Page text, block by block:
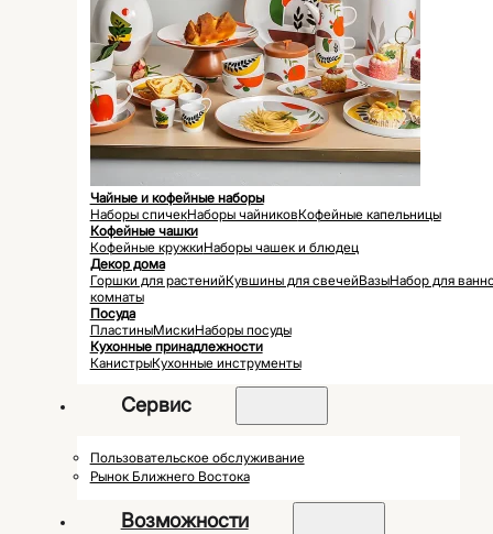
Чайные и кофейные наборы
Наборы спичекНаборы чайниковКофейные капельницы
Кофейные чашки
Кофейные кружкиНаборы чашек и блюдец
Декор дома
Горшки для растенийКувшины для свечейВазыНабор для
комнаты
Посуда
ПластиныМискиНаборы посуды
Кухонные принадлежности
КанистрыКухонные инструменты
Сервис
Пользовательское обслуживание
Рынок Ближнего Востока
Возможности